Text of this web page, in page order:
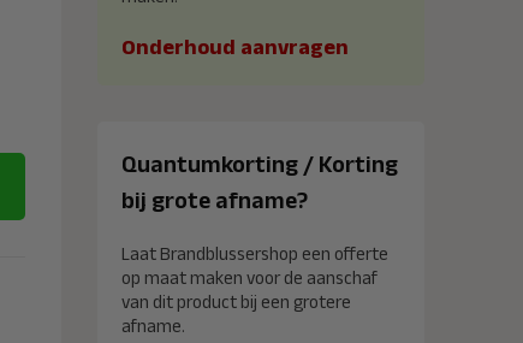
Onderhoud aanvragen
Quantumkorting / Korting
bij grote afname?
Laat Brandblussershop een offerte
op maat maken voor de aanschaf
van dit product bij een grotere
afname.